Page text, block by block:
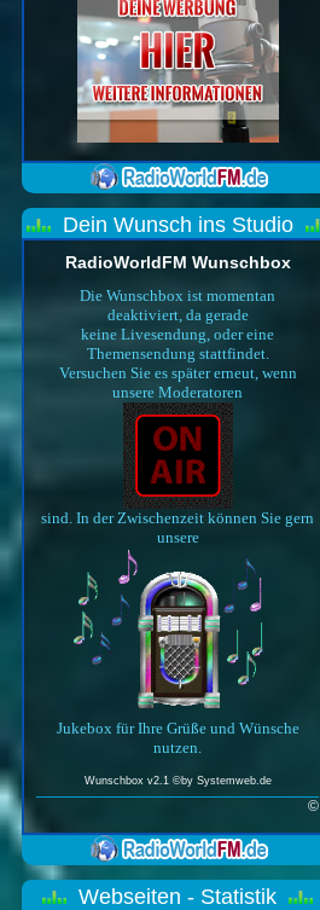
Dein Wunsch ins Studio
RadioWorldFM Wunschbox
Die Wunschbox ist momentan
deaktiviert, da gerade
keine Livesendung, oder eine
Themensendung stattfindet.
Versuchen Sie es später erneut, wenn
unsere Moderatoren
sind. In der Zwischenzeit können Sie gern
unsere
Jukebox für Ihre Grüße und Wünsche
nutzen.
Wunschbox v2.1 ©by Systemweb.de
©
Webseiten - Statistik